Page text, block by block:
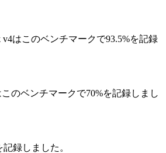
v4はこのベンチマークで93.5%を記録
このベンチマークで70%を記録しまし
録しました。